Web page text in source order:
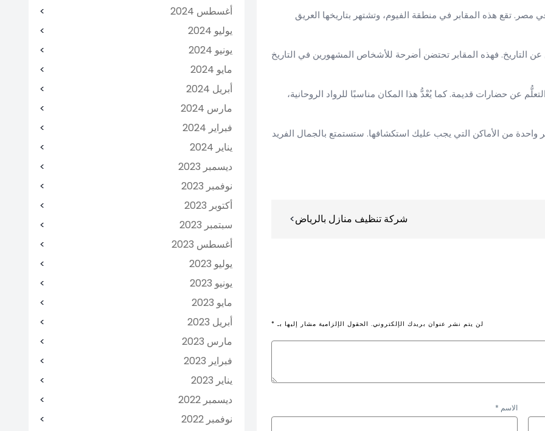
مصر. تقع هذه المقابر في منطقة الفيوم، وتشتهر بتاريخها العريق
عن التاريخ. فهذه المقابر تحتضن أضرحة للأشخاص المشهورين في التاريخ
عن حضارات قديمة. كما يُعْدُّ هذا المكان مناسبًا للرواد الروحانية،
واحدة من الأماكن التي يجب عليك استكشافها. ستستمتع بالجمال الفريد
شركة تنظيف منازل بالرياض
لن يتم نشر عنوان بريدك الإلكتروني. الحقول الإلزامية مشار إليها بـ *
الاسم *
أغسطس 2024
يوليو 2024
يونيو 2024
مايو 2024
أبريل 2024
مارس 2024
فبراير 2024
يناير 2024
ديسمبر 2023
نوفمبر 2023
أكتوبر 2023
سبتمبر 2023
أغسطس 2023
يوليو 2023
يونيو 2023
مايو 2023
أبريل 2023
مارس 2023
فبراير 2023
يناير 2023
ديسمبر 2022
نوفمبر 2022